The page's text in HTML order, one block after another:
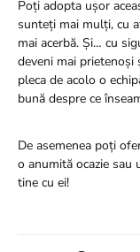
Poți adopta ușor
sunteți mai mulți, cu
mai acerbă. Și… cu
deveni mai
pleca de acolo o
bună despre ce
De asemenea poți
o anumită ocazie sau
tine cu ei!